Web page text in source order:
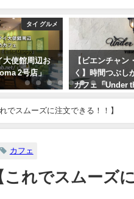
タイ グルメ
大使館周辺お
2号店」
【ビエンチャン
く】時間つぶし
カフェ「Under
スムーズに注文できる！！】
カフェ
れでスムーズに